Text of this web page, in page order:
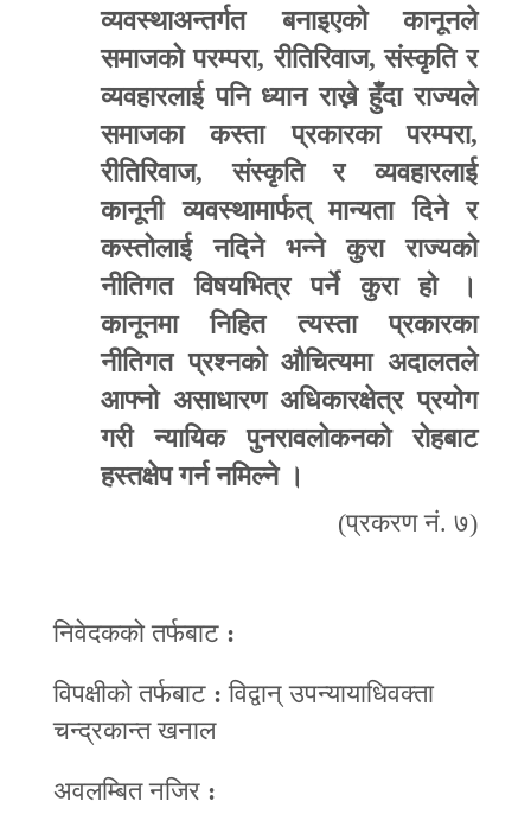
व्यवस्थाअन्तर्गत बनाइएको कानूनले
समाजको परम्परा,रीतिरिवाज,संस्कृति र
व्यवहारलाई पनि ध्यान राख्ने हुँदा राज्यले
समाजका कस्ता प्रकारका परम्परा,
रीतिरिवाज,संस्कृति र व्यवहारलाई
कानूनी व्यवस्थामार्फत् मान्यता दिने र
कस्तोलाई नदिने भन्ने कुरा राज्यको
नीतिगतविषयभित्र पर्ने कुरा हो ।
कानूनमा निहित त्यस्ता प्रकारका
नीतिगत प्रश्नको औचित्यमा अदालतले
आफ्नो असाधारण अधिकारक्षेत्र प्रयोग
गरी न्यायिक पुनरावलोकनको रोहबाट
हस्तक्षेप गर्ननमिल्ने ।
(प्रकरण नं. ७)
निवेदकको तर्फबाट :
विपक्षीको तर्फबाट : विद्वान्‌ उपन्यायाधिवक्ता
चन्द्रकान्त खनाल
अवलम्बित नजिर :